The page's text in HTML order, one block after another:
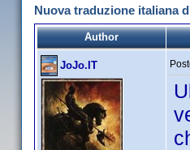
Nuova traduzione italiana
Author
JoJo.IT